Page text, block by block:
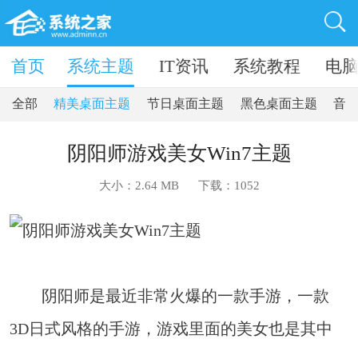
软件 系统主题 IT资讯 系统教程 电
首页
全部 精美桌面主题 节日桌面主题 黑色桌面主题 音
阴阳师游戏美女Win7主题
大小：2.64 MB 下载： 1052
阴阳师是最近非常火爆的一款手游，一款
3D日式风格的手游，游戏里面的美女也是其中